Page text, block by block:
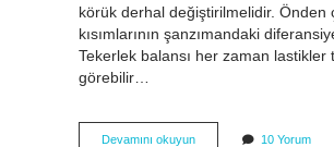
körük derhal değiştirilmelidir. Önden
kısımlarının şanzımandaki
Tekerlek balansı her zaman lastikler
görebilir…
Devamını okuyunAks
10 Yorum